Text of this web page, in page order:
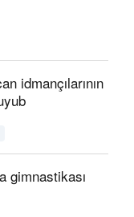
idmançılarının
gimnastikası